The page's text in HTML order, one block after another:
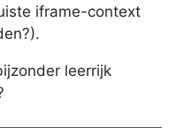
iframe-context
leerrijk